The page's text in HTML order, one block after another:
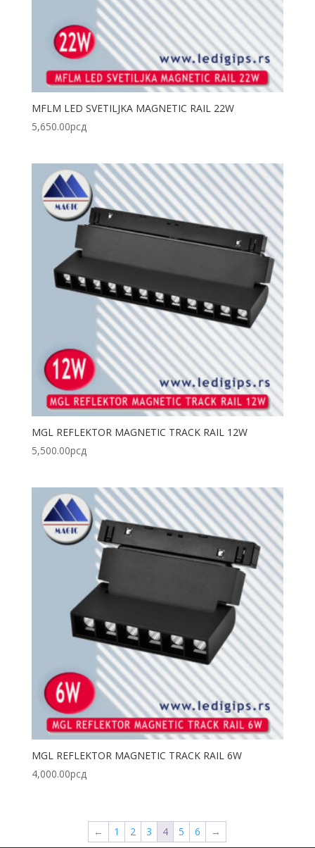
MFLM LED SVETILJKA MAGNETIC RAIL 22W
5,650.00рсд
MGL REFLEKTOR MAGNETIC TRACK RAIL 12W
5,500.00рсд
MGL REFLEKTOR MAGNETIC TRACK RAIL 6W
4,000.00рсд
← 1 2 3 4 5 6 →